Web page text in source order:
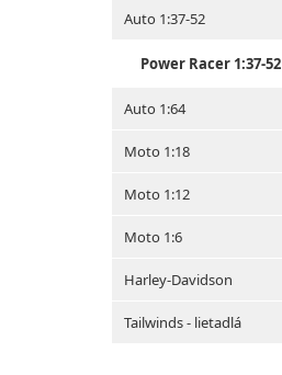
Auto 1:37-52
Power Racer 1:37-52
Auto 1:64
Moto 1:18
Moto 1:12
Moto 1:6
Harley-Davidson
Tailwinds - lietadlá